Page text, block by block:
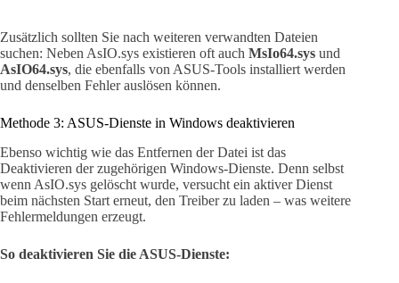
Zusätzlich sollten Sie nach weiteren verwandten Dateien
suchen: Neben AsIO.sys existieren oft auch MsIo64.sys und
AsIO64.sys, die ebenfalls von ASUS-Tools installiert werden
und denselben Fehler auslösen können.
Methode 3: ASUS-Dienste in Windows deaktivieren
Ebenso wichtig wie das Entfernen der Datei ist das
Deaktivieren der zugehörigen Windows-Dienste. Denn selbst
wenn AsIO.sys gelöscht wurde, versucht ein aktiver Dienst
beim nächsten Start erneut, den Treiber zu laden – was weitere
Fehlermeldungen erzeugt.
So deaktivieren Sie die ASUS-Dienste: